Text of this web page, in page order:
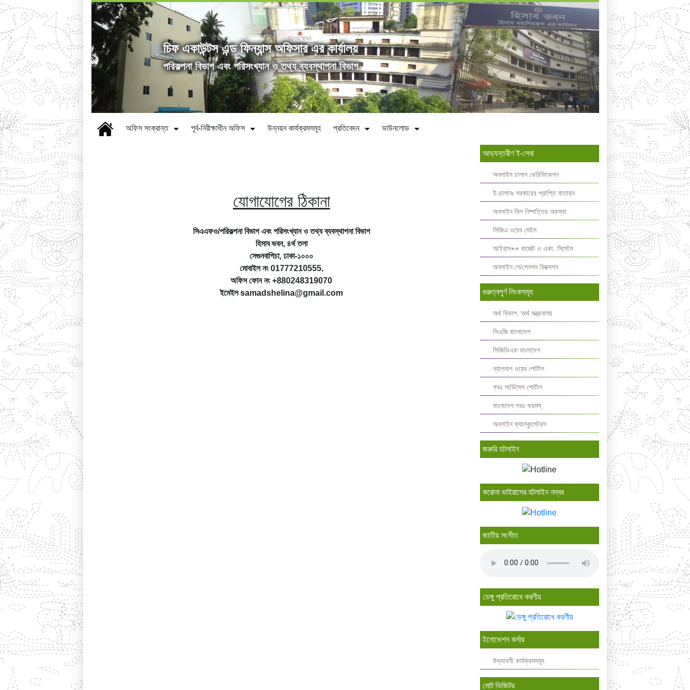
চিফ একাউন্টস এন্ড ফিন্যান্স অফিসার এর কার্যালয়
পরিকল্পনা বিভাগ এবং পরিসংখ্যান ও তথ্য ব্যবস্থাপনা বিভাগ
অফিস সংক্রান্ত পূর্ব-নিরীক্ষাধীন অফিস উন্নয়ন কার্যক্রমসমূহ প্রতিবেদন ডাউনলোড
যোগাযোগের ঠিকানা
সিএএফও/পরিকল্পনা বিভাগ এবং পরিসংখ্যান ও তথ্য ব্যবস্থাপনা বিভাগ
হিসাব ভবন, ৪র্থ তলা
সেগুনবাগিচা, ঢাকা-১০০০
মোবাইল নং 01777210555,
অফিস ফোন নং +880248319070
ইমেইল samadshelina@gmail.com
আভ্যন্তরীণ ই-সেবা
অনলাইন চালান ভেরিফিকেশন
ই-চালানঃ সরকারের প্রাপ্তি বাতায়ন
অনলাইন বিল নিষ্পত্তির অবস্থা
সিজিএ ওয়েব মেইল
আইবাস++ বাজেট ও একা. সিস্টেম
অনলাইন পে/পেনশন ফিক্সেশন
গুরুত্বপুর্ণ লিংকসমূহ
অর্থ বিভাগ, অর্থ মন্ত্রনালয়
সিএজি বাংলাদেশ
সিজিডিএফ বাংলাদেশ
ন্যাশনাল ওয়েব পোর্টাল
গভঃ সার্ভিসেস পোর্টাল
বাংলাদেশ গভঃ ফরমস্‌
অনলাইন ক্যালকুলেটরস
জরুরি হটলাইন
করোনা ভাইরাসের হটলাইন নম্বর
জাতীয় সংগীত
ডেঙ্গু প্রতিরোধে করণীয়
ইনোভেশন কর্নার
উদ্ভাবনী কার্যক্রমসমূহ
মোট ভিজিটর